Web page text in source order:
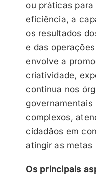
ou práticas
eficiência, a
os resultados
e das
envolve a
criatividade,
contínua nos
governamentais
complexos,
cidadãos em
atingir as metas
Os principais